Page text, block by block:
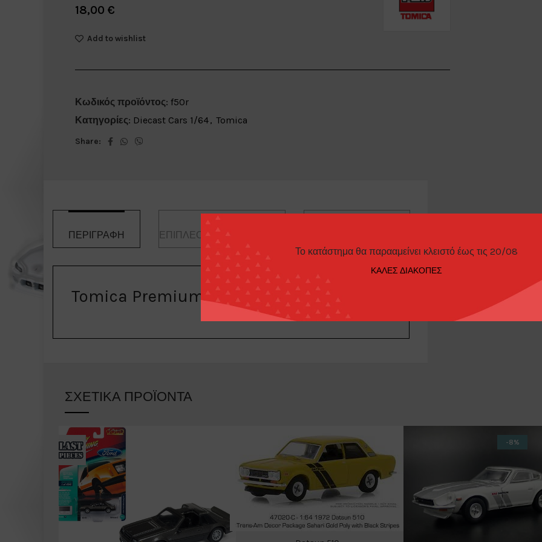
Το κατάστημα θα παρααμείνει κλειστό έως τις 20/08
ΚΑΛΕΣ ΔΙΑΚΟΠΕΣ
18,00 €
Add to wishlist
Κωδικός προϊόντος: f50r
Κατηγορίες: Diecast Cars 1/64, Tomica
Share:
ΠΕΡΙΓΡΑΦΉ ΕΠΙΠΛΈΟΝ ΠΛΗΡΟΦΟΡΊΕΣ
Tomica Premium 06 Ferrari F50
ΣΧΕΤΙΚΆ ΠΡΟΪΌΝΤΑ
-8%